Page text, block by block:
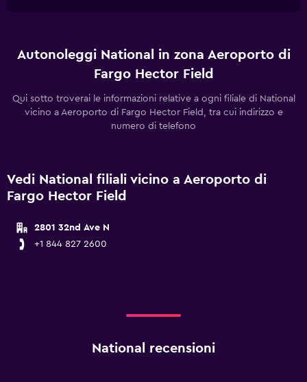
Autonoleggi National in zona Aeroporto di
Fargo Hector Field
Qui sotto troverai le informazioni relative a ogni filiale di National
vicino a Aeroporto di Fargo Hector Field, tra cui indirizzo e
numero di telefono
Vedi National filiali vicino a Aeroporto di
Fargo Hector Field
2801 32nd Ave N
+1 844 827 2600
National recensioni